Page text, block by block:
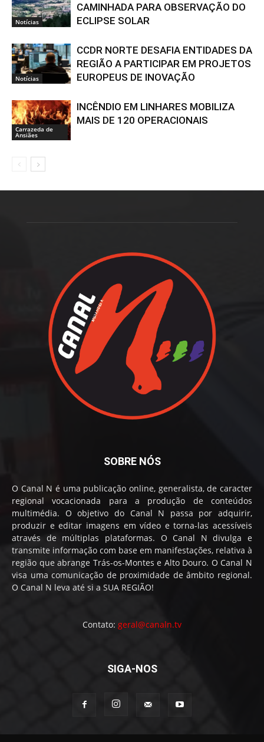
Notícias
CAMINHADA PARA OBSERVAÇÃO DO
ECLIPSE SOLAR
Notícias
CCDR NORTE DESAFIA ENTIDADES DA
REGIÃO A PARTICIPAR EM PROJETOS
EUROPEUS DE INOVAÇÃO
Carrazeda de
Ansiães
INCÊNDIO EM LINHARES MOBILIZA
MAIS DE 120 OPERACIONAIS
SOBRE NÓS
O Canal N é uma publicação online, generalista, de caracter
regional vocacionada para a produção de conteúdos
multimédia. O objetivo do Canal N passa por adquirir,
produzir e editar imagens em vídeo e torna-las acessíveis
através de múltiplas plataformas. O Canal N divulga e
transmite informação com base em manifestações, relativa à
região que abrange Trás-os-Montes e Alto Douro. O Canal N
visa uma comunicação de proximidade de âmbito regional.
O Canal N leva até si a SUA REGIÃO!
Contato: geral@canaln.tv
SIGA-NOS